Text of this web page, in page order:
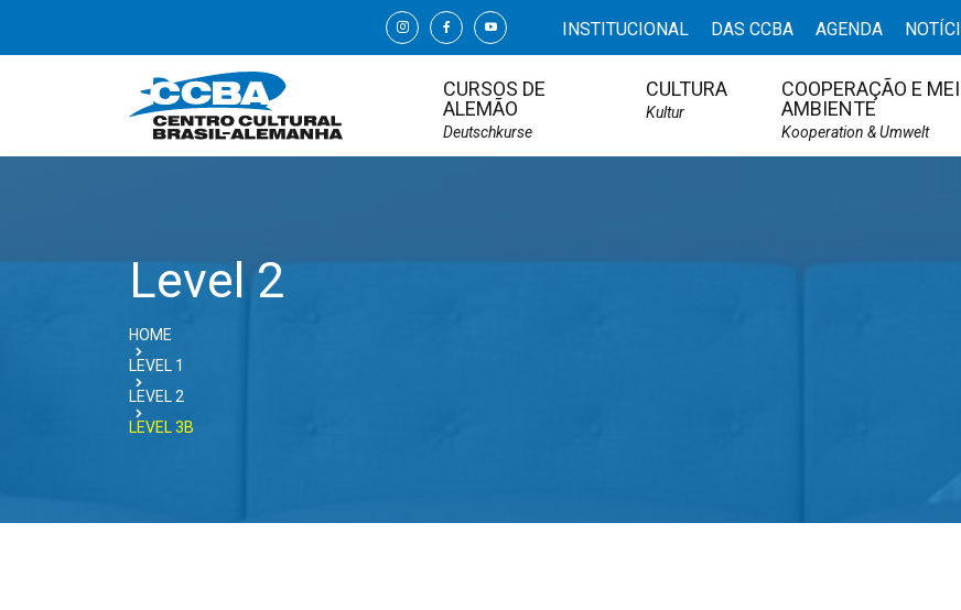
INSTITUCIONAL DAS CCBA AGENDA
CURSOS DE
ALEMÃO
Deutschkurse
CULTURA
Kultur
COOPERAÇÃO E
AMBIENTE
Kooperation & Umwelt
Level 2
HOME
LEVEL 1
LEVEL 2
LEVEL 3B